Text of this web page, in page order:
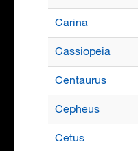
Carina
Cassiopeia
Centaurus
Cepheus
Cetus